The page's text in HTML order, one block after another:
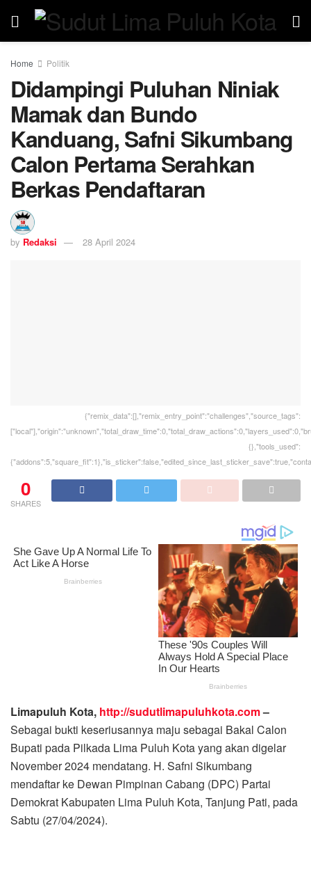
Home Politik
Didampingi Puluhan Niniak
Mamak dan Bundo
Kanduang, Safni Sikumbang
Calon Pertama Serahkan
Berkas Pendaftaran
by Redaksi 28 April 2024
{"remix_data":[],"remix_entry_point":"challenges","source_tags":
{},"tools_used":
0
SHARES
Limapuluh Kota, http://sudutlimapuluhkota.com–
Sebagai bukti keseriusannya maju sebagai Bakal Calon
Bupati pada Pilkada Lima Puluh Kota yang akan digelar
November 2024 mendatang. H. Safni Sikumbang
mendaftar ke Dewan Pimpinan Cabang (DPC) Partai
Demokrat Kabupaten Lima Puluh Kota, Tanjung Pati, pada
Sabtu (27/04/2024).